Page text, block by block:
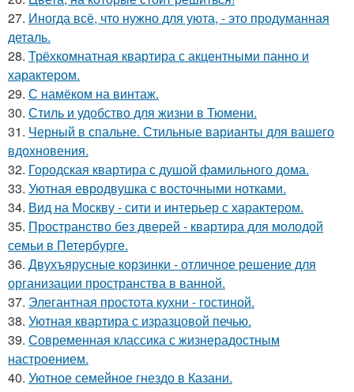
27. Иногда всё, что нужно для уюта, - это продуманная
деталь.
28. Трёхкомнатная квартира с акцентными панно и
характером.
29. С намёком на винтаж.
30. Стиль и удобство для жизни в Тюмени.
31. Черный в спальне. Стильные варианты для вашего
вдохновения.
32. Городская квартира с душой фамильного дома.
33. Уютная евродвушка с восточными нотками.
34. Вид на Москву - сити и интерьер с характером.
35. Пространство без дверей - квартира для молодой
семьи в Петербурге.
36. Двухъярусные корзинки - отличное решение для
организации пространства в ванной.
37. Элегантная простота кухни - гостиной.
38. Уютная квартира с изразцовой печью.
39. Современная классика с жизнерадостным
настроением.
40. Уютное семейное гнездо в Казани.